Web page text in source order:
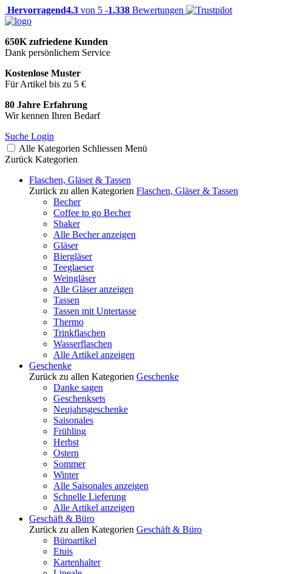
Hervorragend4.3 von 5 -1.338 Bewertungen
650K zufriedene Kunden
Dank persönlichem Service
Kostenlose Muster
Für Artikel bis zu 5 €
80 Jahre Erfahrung
Wir kennen Ihren Bedarf
Suche Login
Alle Kategorien Schliessen Menü
Zurück Kategorien
Flaschen, Gläser & Tassen
Zurück zu allen Kategorien Flaschen, Gläser & Tassen
Becher
Coffee to go Becher
Shaker
Alle Becher anzeigen
Gläser
Biergläser
Teeglaeser
Weingläser
Alle Gläser anzeigen
Tassen
Tassen mit Untertasse
Thermo
Trinkflaschen
Wasserflaschen
Alle Artikel anzeigen
Geschenke
Zurück zu allen Kategorien Geschenke
Danke sagen
Geschenksets
Neujahrsgeschenke
Saisonales
Frühling
Herbst
Ostern
Sommer
Winter
Alle Saisonales anzeigen
Schnelle Lieferung
Alle Artikel anzeigen
Geschäft & Büro
Zurück zu allen Kategorien Geschäft & Büro
Büroartikel
Etuis
Kartenhalter